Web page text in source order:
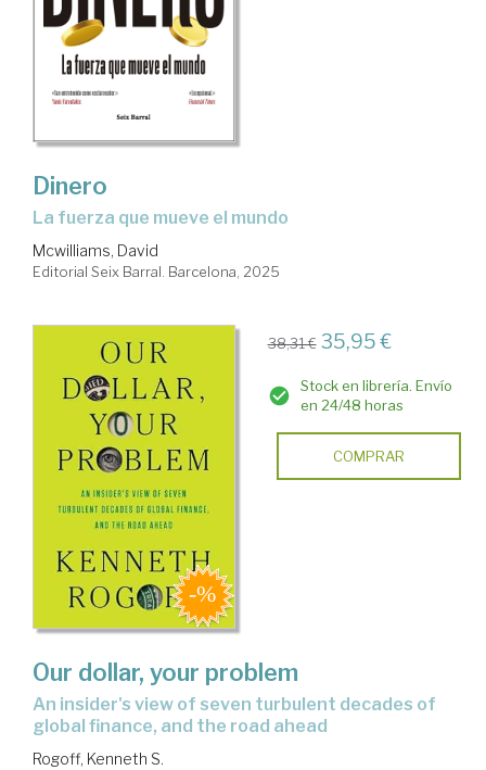
Dinero
La fuerza que mueve el mundo
Mcwilliams, David
Editorial Seix Barral. Barcelona, 2025
38,31 € 35,95 €
Stock en librería. Envío
en 24/48 horas
COMPRAR
Our dollar, your problem
an insider's view of seven turbulent decades of
global finance, and the road ahead
Rogoff, Kenneth S.